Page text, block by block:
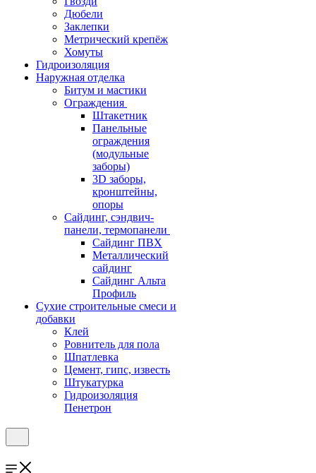
Дюбели
Заклепки
Метрический крепёж
Хомуты
Гидроизоляция
Наружная отделка
Битум и мастики
Ограждения
Штакетник
Панельные
ограждения
(модульные
заборы)
3D заборы,
кронштейны,
опоры
Cайдинг, сэндвич-
панели, термопанели
Сайдинг ПВХ
Металлический
сайдинг
Сайдинг Альта
Профиль
Сухие строительные смеси и
добавки
Клей
Ровнитель для пола
Шпатлевка
Цемент, гипс, известь
Штукатурка
Гидроизоляция
Пенетрон